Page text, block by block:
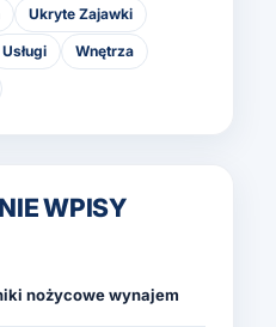
Ukryte Zajawki
Usługi Wnętrza
WPISY
nożycowe wynajem